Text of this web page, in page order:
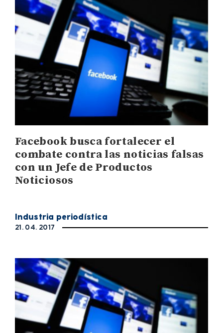
Facebook busca fortalecer el
combate contra las noticias falsas
con un Jefe de Productos
Noticiosos
Industria periodística
21. 04. 2017